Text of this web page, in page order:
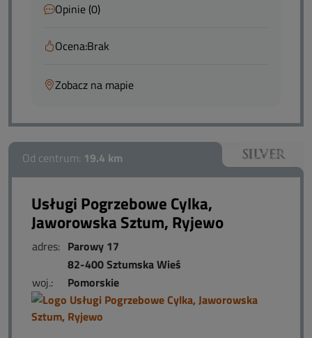
Opinie (0)
Ocena:Brak
Zobacz na mapie
Od centrum: 19.4 km
Usługi Pogrzebowe Cylka,
Jaworowska Sztum, Ryjewo
adres: Parowy 17
82-400 Sztumska Wieś
woj.:
Pomorskie